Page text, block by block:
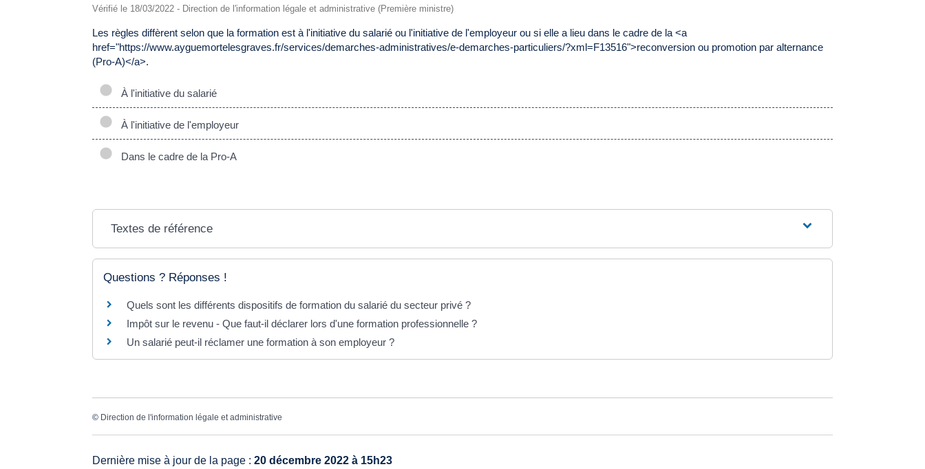
Vérifié le 18/03/2022 - Direction de l'information légale et administrative (Première ministre)
Les règles diffèrent selon que la formation est à l'initiative du salarié ou l'initiative de l'employeur ou si elle a lieu dans le cadre de la <a
href="https://www.ayguemortelesgraves.fr/services/demarches-administratives/e-demarches-particuliers/?xml=F13516">reconversion ou promotion par alternance
(Pro-A)</a>.
À l'initiative du salarié
À l'initiative de l'employeur
Dans le cadre de la Pro-A
Textes de référence
Questions ? Réponses !
Quels sont les différents dispositifs de formation du salarié du secteur privé ?
Impôt sur le revenu - Que faut-il déclarer lors d'une formation professionnelle ?
Un salarié peut-il réclamer une formation à son employeur ?
© Direction de l'information légale et administrative
Dernière mise à jour de la page :20 décembre 2022 à 15h23